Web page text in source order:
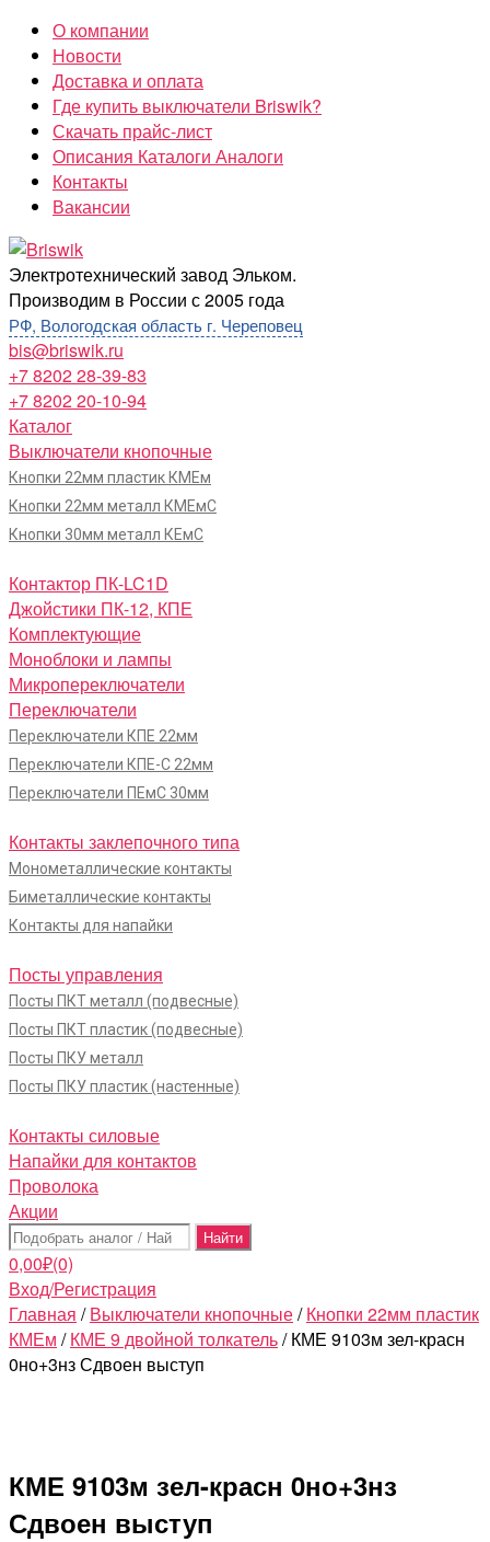
Перейти
содержимому
О компании
Новости
Доставка и оплата
Где купить выключатели Briswik?
Скачать прайс-лист
Описания Каталоги Аналоги
Контакты
Вакансии
Briswik
Электротехнический завод Эльком.
Производим в России с 2005 года
РФ, Вологодская область г. Череповец
bis@briswik.ru
+7 8202 28-39-83
+7 8202 20-10-94
Каталог
Выключатели кнопочные
Кнопки 22мм пластик КМЕм
Кнопки 22мм металл КМЕмС
Кнопки 30мм металл КЕмС
Контактор ПК-LC1D
Джойстики ПК-12, КПЕ
Комплектующие
Моноблоки и лампы
Микропереключатели
Переключатели
Переключатели КПЕ 22мм
Переключатели КПЕ-С 22мм
Переключатели ПЕмС 30мм
Контакты заклепочного типа
Монометаллические контакты
Биметаллические контакты
Контакты для напайки
Посты управления
Посты ПКТ металл (подвесные)
Посты ПКТ пластик (подвесные)
Посты ПКУ металл
Посты ПКУ пластик (настенные)
Контакты силовые
Напайки для контактов
Проволока
Акции
Поиск:
0,00₽(0)
Вход/Регистрация
Главная /Выключатели кнопочные/Кнопки 22мм пластик
КМЕм /КМЕ 9 двойной толкатель/ КМЕ 9103м зел-красн
0но+3нз Сдвоен выступ
КМЕ 9103м зел-красн 0но+3нз
Сдвоен выступ